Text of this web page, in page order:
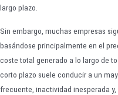
largo plazo.
Sin embargo, muchas empresas
basándose principalmente en el
coste total generado a lo largo de
corto plazo suele conducir a un
frecuente, inactividad inesperada